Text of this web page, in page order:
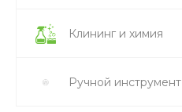
Клининг и химия
Ручной инструмент